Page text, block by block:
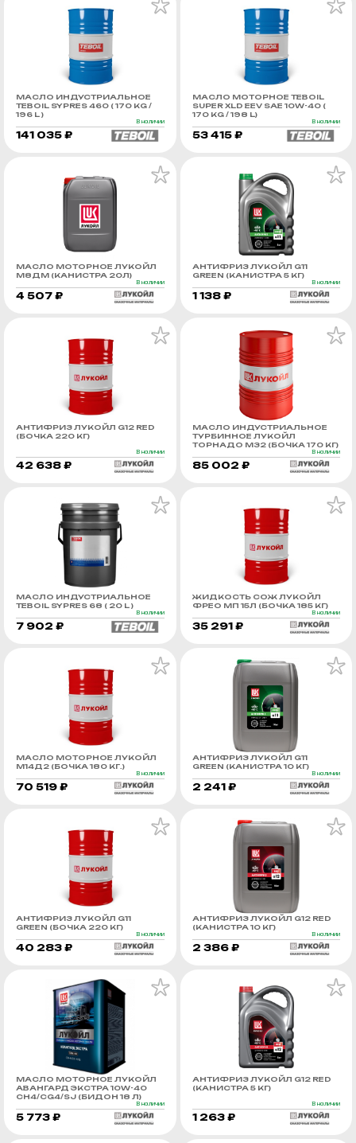
МАСЛО ИНДУСТРИАЛЬНОЕ
TEBOIL SYPRES 460 ( 170 KG /
196 L )
В наличии
141 035 ₽
МАСЛО МОТОРНОЕ TEBOIL
SUPER XLD EEV SAE 10W-40 (
170 KG / 198 L)
В наличии
53 415 ₽
МАСЛО МОТОРНОЕ ЛУКОЙЛ
М8ДМ (КАНИСТРА 20Л)
В наличии
4 507 ₽
АНТИФРИЗ ЛУКОЙЛ G11
GREEN (КАНИСТРА 5 КГ)
В наличии
1 138 ₽
АНТИФРИЗ ЛУКОЙЛ G12 RED
(БОЧКА 220 КГ)
В наличии
42 638 ₽
МАСЛО ИНДУСТРИАЛЬНОЕ
ТУРБИННОЕ ЛУКОЙЛ
ТОРНАДО М32 (БОЧКА 170 КГ)
В наличии
85 002 ₽
МАСЛО ИНДУСТРИАЛЬНОЕ
TEBOIL SYPRES 68 ( 20 L )
В наличии
7 902 ₽
ЖИДКОСТЬ СОЖ ЛУКОЙЛ
ФРЕО МП 15Л (БОЧКА 185 КГ)
В наличии
35 291 ₽
МАСЛО МОТОРНОЕ ЛУКОЙЛ
М14Д2 (БОЧКА 180 КГ.)
В наличии
70 519 ₽
АНТИФРИЗ ЛУКОЙЛ G11
GREEN (КАНИСТРА 10 КГ)
В наличии
2 241 ₽
АНТИФРИЗ ЛУКОЙЛ G11
GREEN (БОЧКА 220 КГ)
В наличии
40 283 ₽
АНТИФРИЗ ЛУКОЙЛ G12 RED
(КАНИСТРА 10 КГ)
В наличии
2 386 ₽
МАСЛО МОТОРНОЕ ЛУКОЙЛ
АВАНГАРД ЭКСТРА 10W-40
CH4/CG4/SJ (БИДОН 18 Л)
В наличии
5 773 ₽
АНТИФРИЗ ЛУКОЙЛ G12 RED
(КАНИСТРА 5 КГ)
В наличии
1 263 ₽